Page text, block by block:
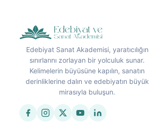
Edebiyat Sanat Akademisi, yaratıcılığın
sınırlarını zorlayan bir yolculuk sunar.
Kelimelerin büyüsüne kapılın, sanatın
derinliklerine dalın ve edebiyatın büyük
mirasıyla buluşun.